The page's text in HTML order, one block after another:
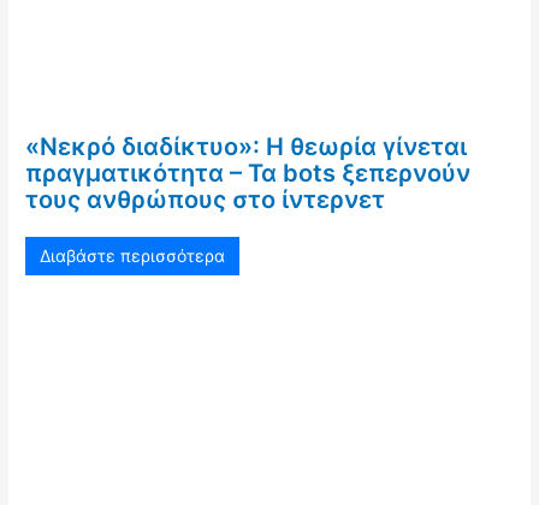
«Νεκρό διαδίκτυο»: Η θεωρία γίνεται
πραγματικότητα – Τα bots ξεπερνούν
τους ανθρώπους στο ίντερνετ
Διαβάστε περισσότερα